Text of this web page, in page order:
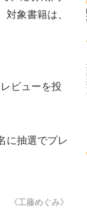
象書籍は、
ビューを投
に抽選でプレ
《工藤めぐみ》